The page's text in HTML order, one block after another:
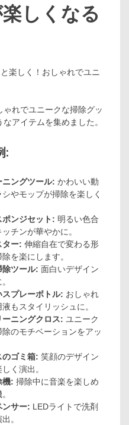
しくなる
楽しく！おしゃれでユニ
れでユニークな掃除グッ
アイテムを集めました。
:
ニングツール: かわいい動
やモップが掃除を楽しく
ポンジセット: 明るい色合
チンが華やかに。
ター: 伸縮自在で変わる形
を楽にします。
除ツール: 面白いデザイン
プレーボトル: おしゃれ
もスタイリッシュに。
ニングクロス: ユニーク
のモチベーションをアッ
のゴミ箱: 笑顔のデザイン
く演出。
機: 掃除中に音楽を楽しめ
ンサー: LEDライトで洗剤
。